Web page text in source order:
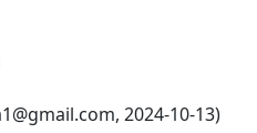
, 2024-10-13)